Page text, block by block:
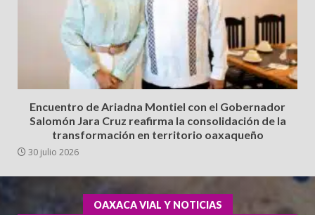
Encuentro de Ariadna Montiel con el Gobernador
Salomón Jara Cruz reafirma la consolidación de la
transformación en territorio oaxaqueño
30 julio 2026
OAXACA VIAL Y NOTICIAS